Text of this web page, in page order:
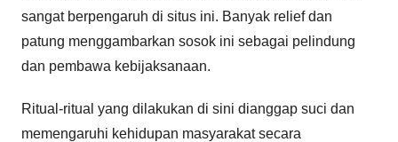
sangat berpengaruh di situs ini. Banyak relief dan
patung menggambarkan sosok ini sebagai pelindung
dan pembawa kebijaksanaan.
Ritual-ritual yang dilakukan di sini dianggap suci dan
memengaruhi kehidupan masyarakat secara